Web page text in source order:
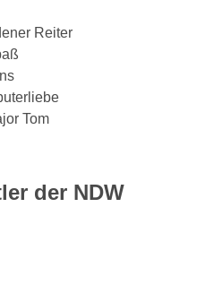
Reiter
Tom
der NDW